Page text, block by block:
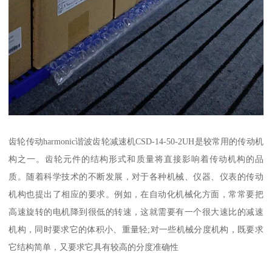
齿轮传动harmonic谐波齿轮减速机CSD-14-50-2UH是较常用的传动机
构之一。齿轮元件的结构形式和质量将直接影响着传动机构的品
质。随着科学技术的不断发展，对于各种机械、仪器、仪表的传动
机构也提出了相应的要求。例如，在自动化机械化方面，常常要把
高速旋转的电机降到很低的转速，这就需要有一个很大速比的减速
机构，同时要求它的体积小、重量轻;对一些机械分度机构，既要求
它结构简单，又要求它具有较高的分度准确性